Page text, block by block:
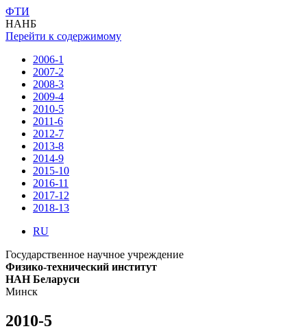
ФТИ
НАНБ
Перейти к содержимому
2006-1
2007-2
2008-3
2009-4
2010-5
2011-6
2012-7
2013-8
2014-9
2015-10
2016-11
2017-12
2018-13
RU
Государственное научное учреждение
Физико-технический институт
НАН Беларуси
Минск
2010-5